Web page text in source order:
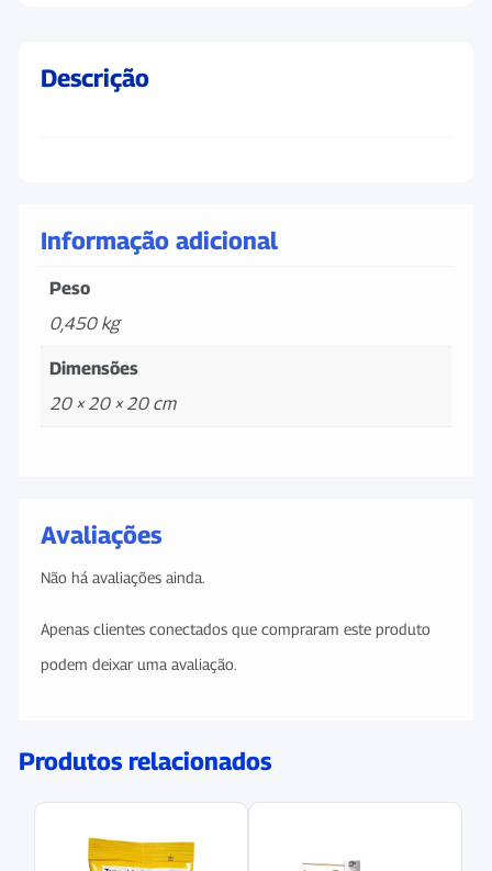
Descrição
Informação adicional
Peso
0,450 kg
Dimensões
20 × 20 × 20 cm
Avaliações
Não há avaliações ainda.
Apenas clientes conectados que compraram este produto
podem deixar uma avaliação.
Produtos relacionados